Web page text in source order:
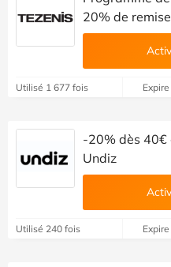
20% de
Utilisé 1 677 fois
-20% dès
Undiz
Utilisé 240 fois